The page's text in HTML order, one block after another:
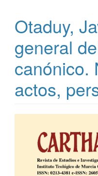
Otaduy,
general
canónico.
actos,